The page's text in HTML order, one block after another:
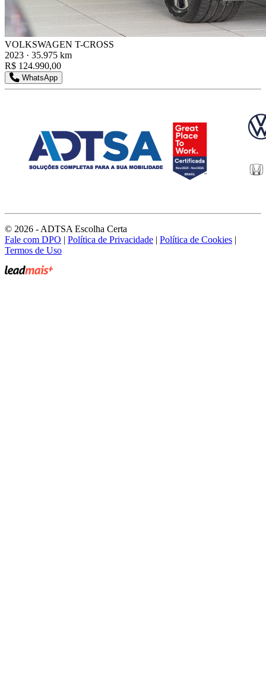
VOLKSWAGEN T-CROSS
2023 · 35.975 km
R$ 124.990,00
WhatsApp
© 2026 - ADTSA Escolha Certa
Fale com DPO | Política de Privacidade | Política de Cookies |
Termos de Uso